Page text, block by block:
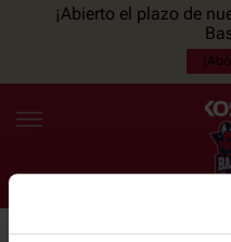
¡Abierto el plazo de